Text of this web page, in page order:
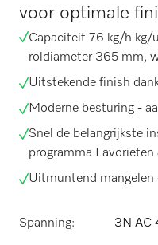
voor optimale
Capaciteit 76 kg/h kg/u
roldiameter 365 mm,
Uitstekende finish
Moderne besturing -
Snel de belangrijkste
programma Favorieten
Uitmuntend mangelen
Spanning: 3N AC